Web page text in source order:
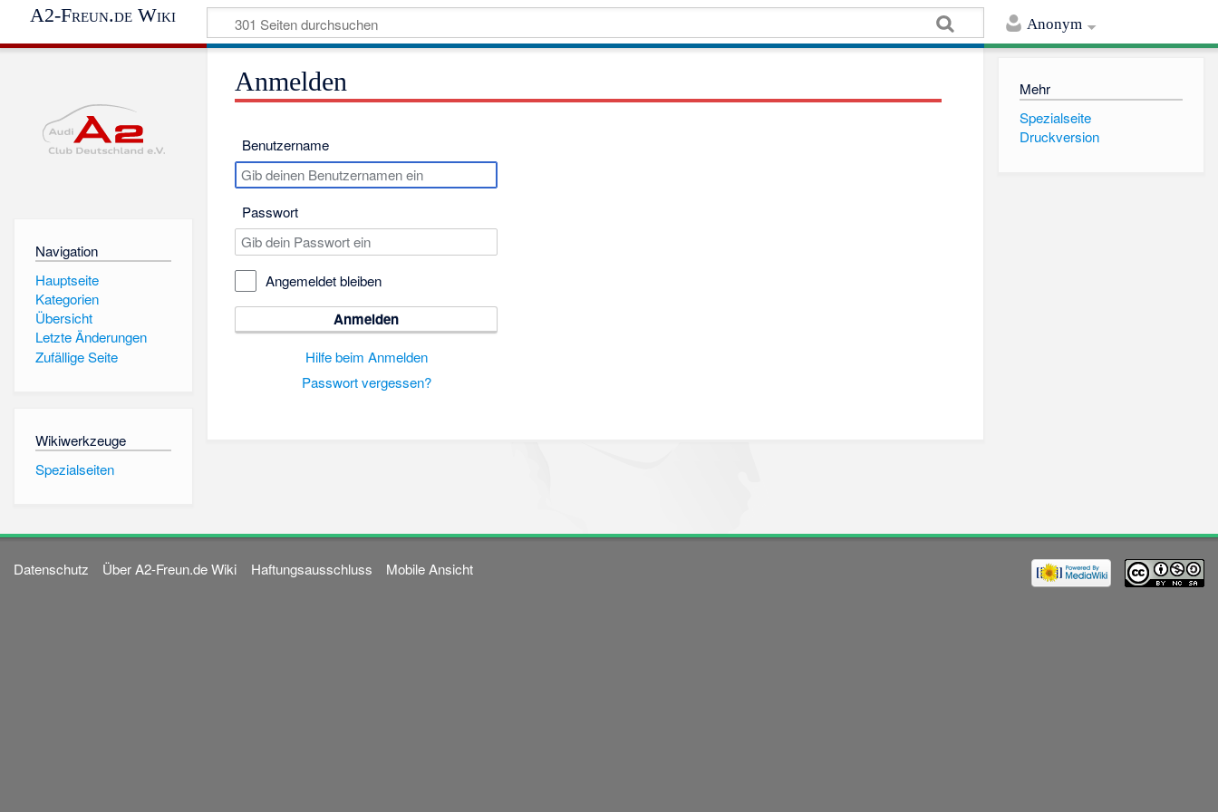
Anonym
A2-Freun.de Wiki
Navigation
Hauptseite
Kategorien
Übersicht
Letzte Änderungen
Zufällige Seite
Wikiwerkzeuge
Spezialseiten
Mehr
Spezialseite
Druckversion
Anmelden
Benutzername
Passwort
Angemeldet bleiben
Anmelden
Hilfe beim Anmelden
Passwort vergessen?
Datenschutz Über A2-Freun.de Wiki Haftungsausschluss Mobile Ansicht